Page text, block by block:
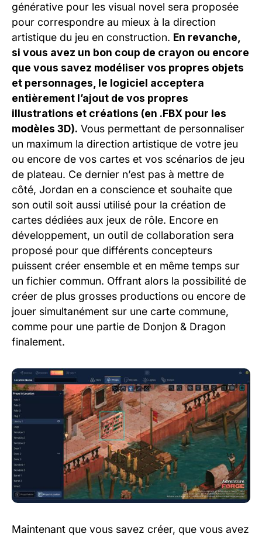
générative pour les visual novel sera proposée
pour correspondre au mieux à la direction
artistique du jeu en construction. En revanche,
si vous avez un bon coup de crayon ou encore
que vous savez modéliser vos propres objets
et personnages, le logiciel acceptera
entièrement l’ajout de vos propres
illustrations et créations (en .FBX pour les
modèles 3D). Vous permettant de personnaliser
un maximum la direction artistique de votre jeu
ou encore de vos cartes et vos scénarios de jeu
de plateau. Ce dernier n’est pas à mettre de
côté, Jordan en a conscience et souhaite que
son outil soit aussi utilisé pour la création de
cartes dédiées aux jeux de rôle. Encore en
développement, un outil de collaboration sera
proposé pour que différents concepteurs
puissent créer ensemble et en même temps sur
un fichier commun. Offrant alors la possibilité de
créer de plus grosses productions ou encore de
jouer simultanément sur une carte commune,
comme pour une partie de Donjon & Dragon
finalement.
Maintenant que vous savez créer, que vous avez